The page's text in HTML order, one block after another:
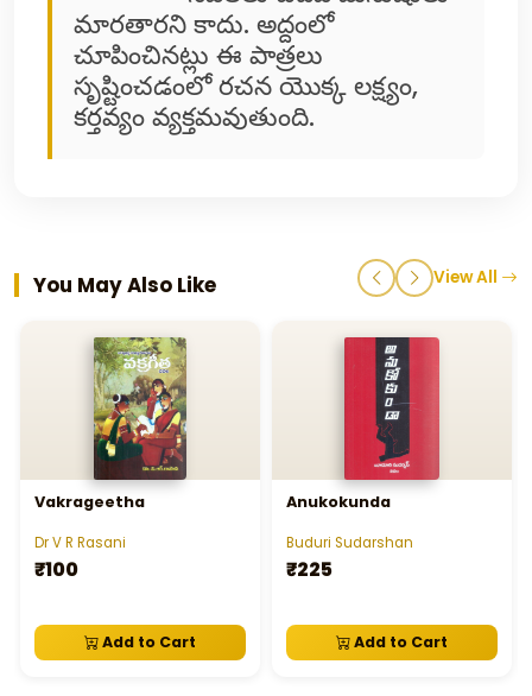
మారతారని కాదు. అద్దంలో
చూపించినట్లు ఈ పాత్రలు
సృష్టించడంలో రచన యొక్క లక్ష్యం,
కర్తవ్యం వ్యక్తమవుతుంది.
You May Also Like View All
Vakrageetha
Dr V R Rasani
₹100
Add to Cart
Anukokunda
Buduri Sudarshan
₹225
Add to Cart